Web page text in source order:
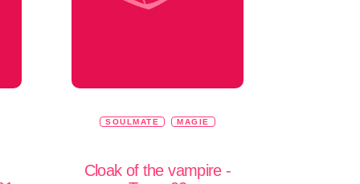
SOULMATE MAGIE
Cloak of the vampire -